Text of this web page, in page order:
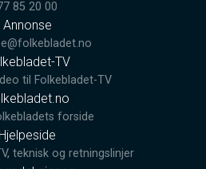
85 20 00
Annonse
TV
til Folkebladet-TV
forside
Hjelpeside
teknisk og retningslinjer